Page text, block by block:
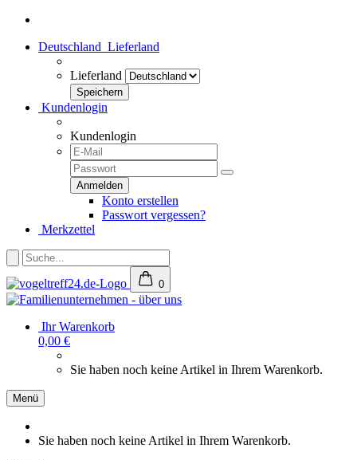
Deutschland Lieferland
Lieferland
Kundenlogin
Kundenlogin
Konto erstellen
Passwort vergessen?
Merkzettel
0
Ihr Warenkorb
0,00 €
Sie haben noch keine Artikel in Ihrem Warenkorb.
Menü
Sie haben noch keine Artikel in Ihrem Warenkorb.